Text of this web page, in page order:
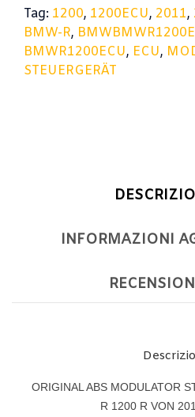
Tag: 1200, 1200ECU, 2011,
BMW-R,
BMWR1200ECU, ECU,
STEUERGERÄT
INFORMAZIONI
ORIGINAL ABS MODULATOR
R 1200 R VON